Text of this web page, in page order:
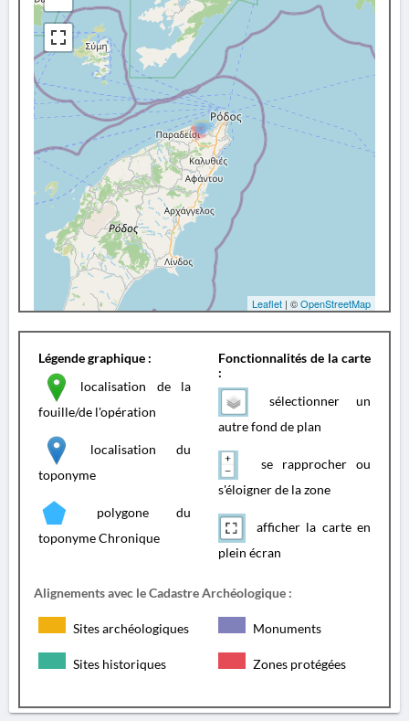
Leaflet | ©OpenStreetMap
Légende graphique :
localisation de la
fouille/de l'opération
localisation du
toponyme
polygone du
toponyme Chronique
Fonctionnalités de la carte
:
sélectionner un
autre fond de plan
se rapprocher ou
s'éloigner de la zone
afficher la carte en
plein écran
Alignements avec le Cadastre Archéologique :
Sites archéologiques Monuments
Sites historiques Zones protégées